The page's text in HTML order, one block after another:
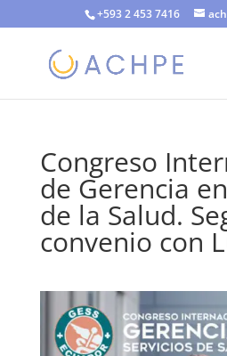
+593 2 453 7416
Congreso
de Gerencia
de la Salud.
convenio con